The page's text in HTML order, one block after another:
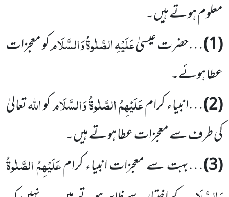
معلوم ہوتے ہیں۔
(1) …حضرت عیسیٰعَلَیْہِ الصَّلٰوۃُ وَالسَّلَامکو معجزات
عطا ہوئے۔
(2) …انبیاء کرامعَلَیْہِمُ الصَّلٰوۃُ وَالسَّلَامکواللہتعالیٰ
کی طرف سے معجزات عطا ہوتے ہیں۔
(3) …بہت سے معجزات انبیاء کرامعَلَیْہِمُ الصَّلٰوۃُ